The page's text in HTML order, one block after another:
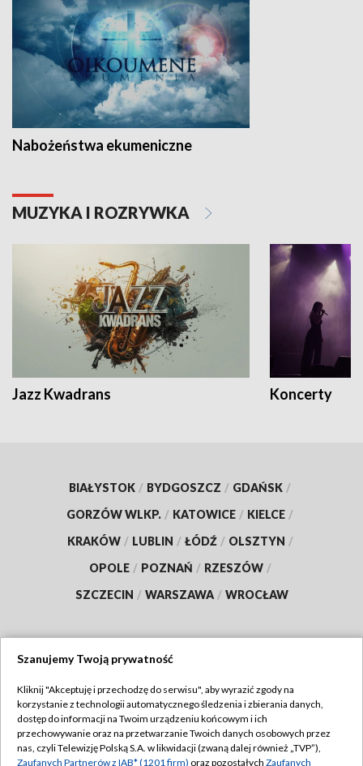
Nabożeństwa ekumeniczne
MUZYKA I ROZRYWKA
Jazz Kwadrans Koncerty
BIAŁYSTOK / BYDGOSZCZ / GDAŃSK /
GORZÓW WLKP. / KATOWICE / KIELCE /
KRAKÓW / LUBLIN / ŁÓDŹ / OLSZTYN /
OPOLE / POZNAŃ / RZESZÓW /
SZCZECIN / WARSZAWA / WROCŁAW
TVP
Abonament TVP
Emisja w TVP
Regulamin TVP
Szanujemy Twoją prywatność
Kliknij "Akceptuję i przechodzę do serwisu", aby wyrazić zgody na
korzystanie z technologii automatycznego śledzenia i zbierania danych,
dostęp do informacji na Twoim urządzeniu końcowym i ich
przechowywanie oraz na przetwarzanie Twoich danych osobowych przez
nas, czyli Telewizję Polską S.A. w likwidacji (zwaną dalej również „TVP”),
Zaufanych Partnerów z IAB* (1201 firm) oraz pozostałych Zaufanych